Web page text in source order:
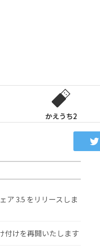
かえうち2
ア 3.5 をリリースしま
付けを再開いたします